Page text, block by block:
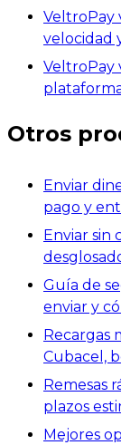
VeltroPay
velocidad
VeltroPay
Otros
Enviar
pago y
Enviar sin
Guía de
enviar y
Recargas
Cubacel,
Remesas
plazos
Mejores